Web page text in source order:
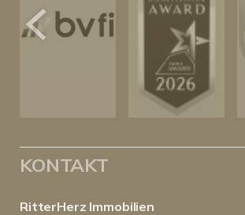
KONTAKT
RitterHerz Immobilien